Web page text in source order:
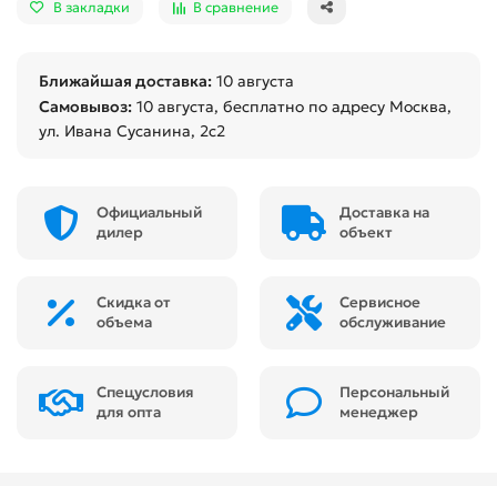
В закладки В сравнение
Ближайшая доставка: 10 августа
Самовывоз: 10 августа, бесплатно по адресу Москва,
ул. Ивана Сусанина, 2с2
Официальный
дилер
Доставка на
объект
Скидка от
объема
Сервисное
обслуживание
Спецусловия
для опта
Персональный
менеджер